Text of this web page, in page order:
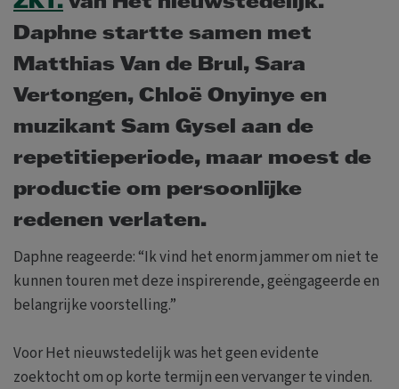
Daphne startte samen met
Matthias Van de Brul, Sara
Vertongen, Chloë Onyinye en
muzikant Sam Gysel aan de
repetitieperiode, maar moest de
productie om persoonlijke
redenen verlaten.
Daphne reageerde: “Ik vind het enorm jammer om niet te
kunnen touren met deze inspirerende, geëngageerde en
belangrijke voorstelling.”
Voor Het nieuwstedelijk was het geen evidente
zoektocht om op korte termijn een vervanger te vinden.